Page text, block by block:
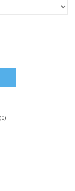
(0)